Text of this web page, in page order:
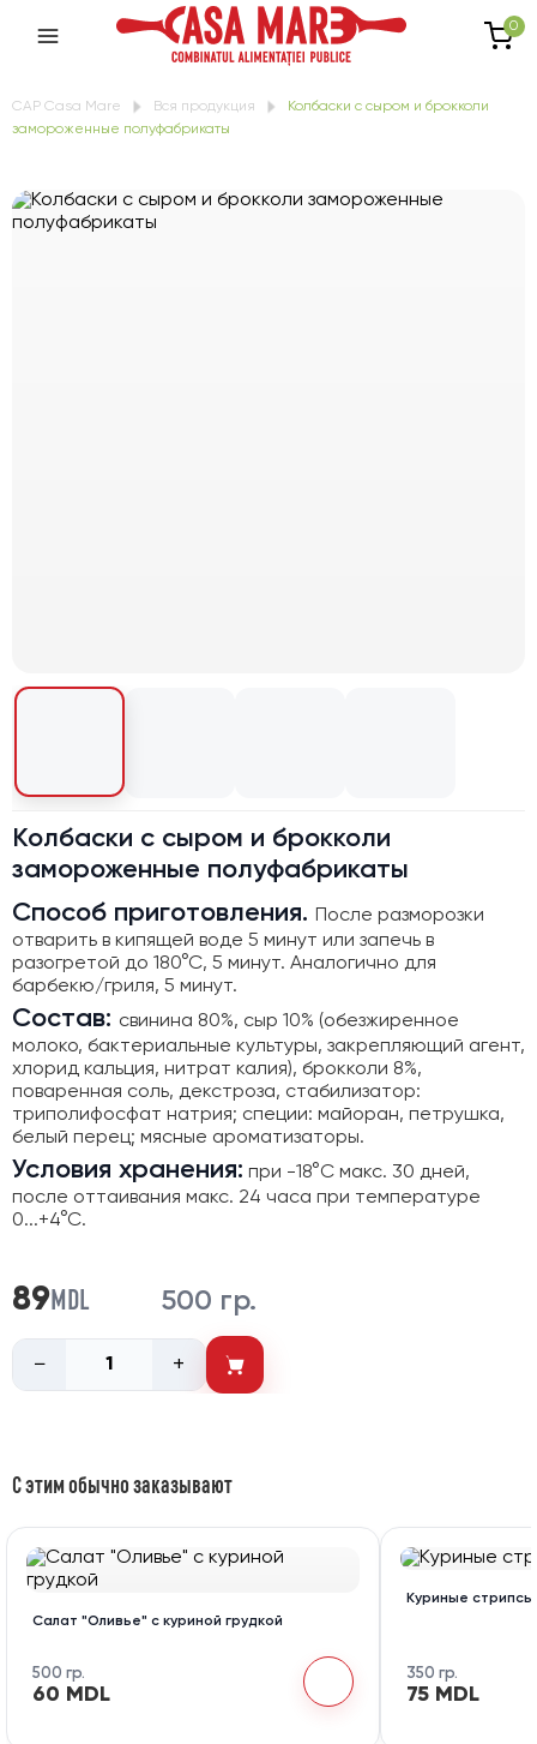
0
CAP Casa Mare Вся продукция
Колбаски с сыром и брокколи
замороженные полуфабрикаты
Колбаски с сыром и брокколи
замороженные полуфабрикаты
Способ приготовления.
После разморозки
отварить в кипящей воде 5 минут или запечь в
разогретой до 180°С, 5 минут. Аналогично для
барбекю/гриля, 5 минут.
Состав: свинина 80%, сыр 10% (обезжиренное
молоко, бактериальные культуры, закрепляющий агент,
хлорид кальция, нитрат калия), брокколи 8%,
поваренная соль, декстроза, стабилизатор:
триполифосфат натрия; специи: майоран, петрушка,
белый перец; мясные ароматизаторы.
Условия хранения: при -18°C макс. 30 дней,
после оттаивания макс. 24 часа при температуре
0...+4°С.
89MDL 500 гр.
− +
С этим обычно заказывают
Салат "Оливье" с куриной грудкой
500 гр.
60 MDL
Куриные стрипсы
350 гр.
75 MDL